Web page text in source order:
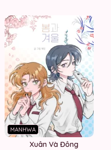
MANHWA
Xuân Và Đông